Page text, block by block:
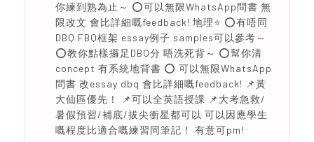
你練到熟為止～ ⭕️可以無限WhatsApp問書 無
限改文 會比詳細嘅feedback! 地理⭐️ ⭕️有唔同
DBQ FBQ框架 essay例子 samples可以參考～
⭕️教你點樣攞足DBQ分 唔洗死背～ ⭕️幫你清
concept 有系統地背書 ⭕️ 可以無限WhatsApp
問書 改essay dbq 會比詳細嘅feedback! 📌黃
大仙區優先！ 📌可以全英語授課 📌大考急救/
暑假預習/補底/拔尖衝星都可以 可以因應學生
嘅程度比適合嘅練習同筆記！ 有意可pm!